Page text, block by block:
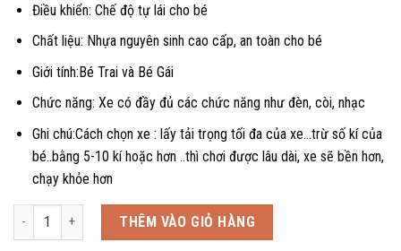
Điều khiển: Chế độ tự lái cho bé
Chất liệu: Nhựa nguyên sinh cao cấp, an toàn cho bé
Giới tính:Bé Trai và Bé Gái
Chức năng: Xe có đầy đủ các chức năng như đèn, còi, nhạc
Ghi chú:Cách chọn xe : lấy tải trọng tối đa của xe…trừ số kí của
bé..bằng 5-10 kí hoặc hơn ..thì chơi được lâu dài, xe sẽ bền hơn,
chạy khỏe hơn
Xe cần cẩu máy xúc điện trẻ em WJ 158, 1-2 tuổi số lượng
THÊM VÀO GIỎ HÀNG